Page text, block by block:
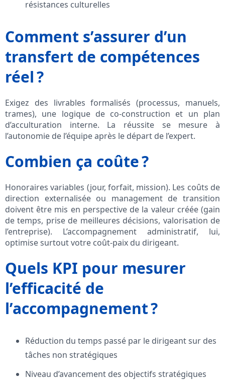
résistances culturelles
Comment s’assurer d’un
transfert de compétences
réel ?
Exigez des livrables formalisés (processus, manuels,
trames), une logique de co-construction et un plan
d’acculturation interne. La réussite se mesure à
l’autonomie de l’équipe après le départ de l’expert.
Combien ça coûte ?
Honoraires variables (jour, forfait, mission). Les coûts de
direction externalisée ou management de transition
doivent être mis en perspective de la valeur créée (gain
de temps, prise de meilleures décisions, valorisation de
l’entreprise). L’accompagnement administratif, lui,
optimise surtout votre coût-paix du dirigeant.
Quels KPI pour mesurer
l’efficacité de
l’accompagnement ?
Réduction du temps passé par le dirigeant sur des
tâches non stratégiques
Niveau d’avancement des objectifs stratégiques